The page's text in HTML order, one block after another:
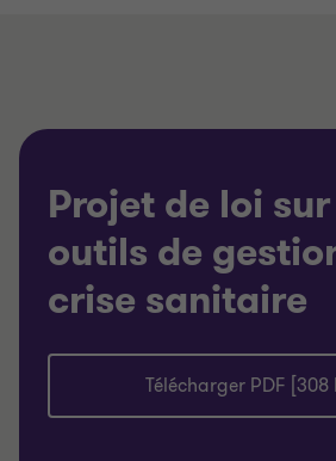
Projet de loi
outils de
crise sanitaire
Télécharger PDF [308